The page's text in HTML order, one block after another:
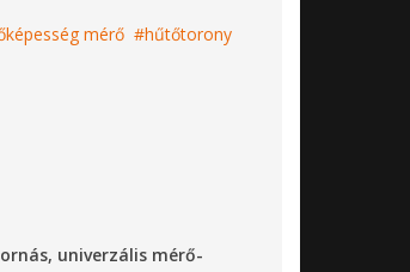
mérő
hűtőtorony
univerzális mérő-